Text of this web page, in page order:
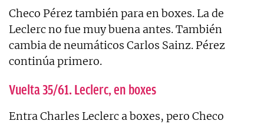
Checo Pérez también para en boxes. La de
Leclerc no fue muy buena antes. También
cambia de neumáticos Carlos Sainz. Pérez
continúa primero.
Vuelta 35/61. Leclerc, en boxes
Entra Charles Leclerc a boxes, pero Checo